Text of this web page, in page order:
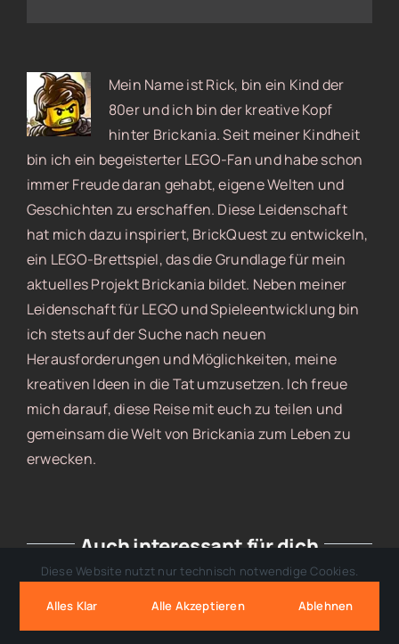
Mein Name ist Rick, bin ein Kind der
80er und ich bin der kreative Kopf
hinter Brickania. Seit meiner Kindheit
bin ich ein begeisterter LEGO-Fan und habe schon
immer Freude daran gehabt, eigene Welten und
Geschichten zu erschaffen. Diese Leidenschaft
hat mich dazu inspiriert, BrickQuest zu entwickeln,
ein LEGO-Brettspiel, das die Grundlage für mein
aktuelles Projekt Brickania bildet. Neben meiner
Leidenschaft für LEGO und Spieleentwicklung bin
ich stets auf der Suche nach neuen
Herausforderungen und Möglichkeiten, meine
kreativen Ideen in die Tat umzusetzen. Ich freue
mich darauf, diese Reise mit euch zu teilen und
gemeinsam die Welt von Brickania zum Leben zu
erwecken.
Auch interessant für dich
Diese Website nutzt nur technisch notwendige Cookies.
Alles Klar Alle Akzeptieren Ablehnen